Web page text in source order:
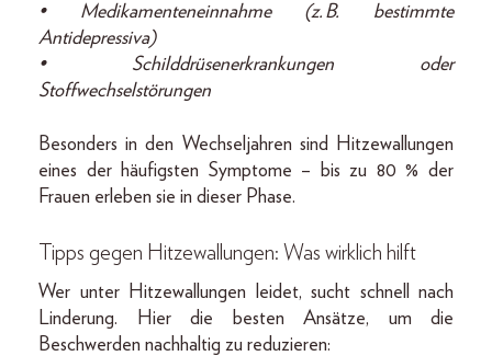
• Medikamenteneinnahme (z. B. bestimmte
Antidepressiva)
• Schilddrüsenerkrankungen oder
Stoffwechselstörungen
Besonders in den Wechseljahren sind Hitzewallungen
eines der häufigsten Symptome – bis zu 80 % der
Frauen erleben sie in dieser Phase.
Tipps gegen Hitzewallungen: Was wirklich hilft
Wer unter Hitzewallungen leidet, sucht schnell nach
Linderung. Hier die besten Ansätze, um die
Beschwerden nachhaltig zu reduzieren: